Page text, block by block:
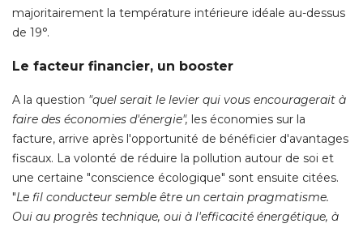
majoritairement la température intérieure idéale au-dessus
de 19°.
Le facteur financier, un booster
A la question "quel serait le levier qui vous encouragerait à
faire des économies d'énergie", les économies sur la
facture, arrive après l'opportunité de bénéficier d'avantages
fiscaux. La volonté de réduire la pollution autour de soi et
une certaine "conscience écologique" sont ensuite citées.
"Le fil conducteur semble être un certain pragmatisme.
Oui au progrès technique, oui à l'efficacité énergétique, à